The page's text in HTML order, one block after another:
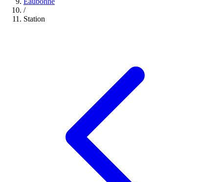
/
Station